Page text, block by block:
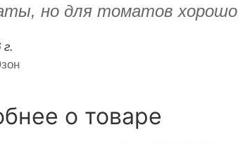
но для томатов
г.
о товаре